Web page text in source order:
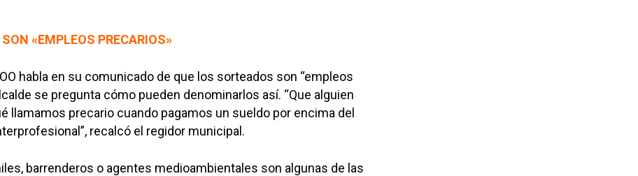
SON «EMPLEOS PRECARIOS»
habla en su comunicado de que los sorteados son “empleos
se pregunta cómo pueden denominarlos así. “Que alguien
llamamos precario cuando pagamos un sueldo por encima del
recalcó el regidor municipal.
barrenderos o agentes medioambientales son algunas de las